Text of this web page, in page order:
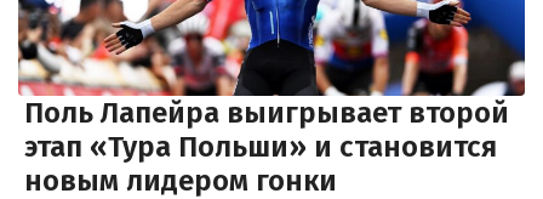
Поль Лапейра выигрывает второй
этап «Тура Польши» и становится
новым лидером гонки